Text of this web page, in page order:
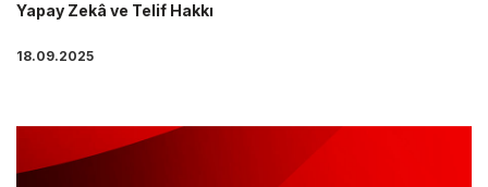
Yapay Zekâ ve Telif Hakkı
18.09.2025